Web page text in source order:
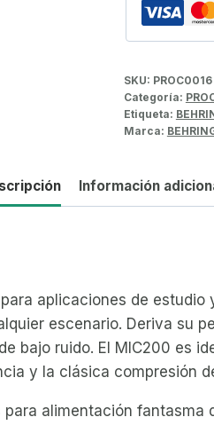
SKU: PROC0016
Categoría:
Etiqueta:
Marca:
Información
aplicaciones de
escenario. Deriva su
bajo ruido. El MIC200 es
y la clásica compresión
alimentación fantasma